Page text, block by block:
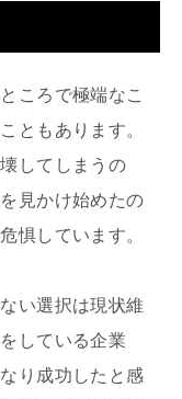
ころで極端なこ
ともあります。
してしまうの
見かけ始めたの
惧しています。
い選択は現状維
している企業
り成功したと感